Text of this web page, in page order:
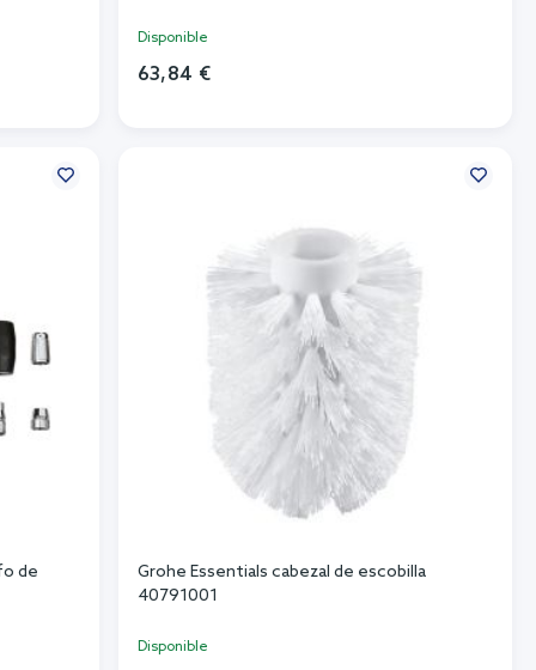
Disponible
63,84 €
de
Grohe Essentials cabezal de escobilla
40791001
Disponible